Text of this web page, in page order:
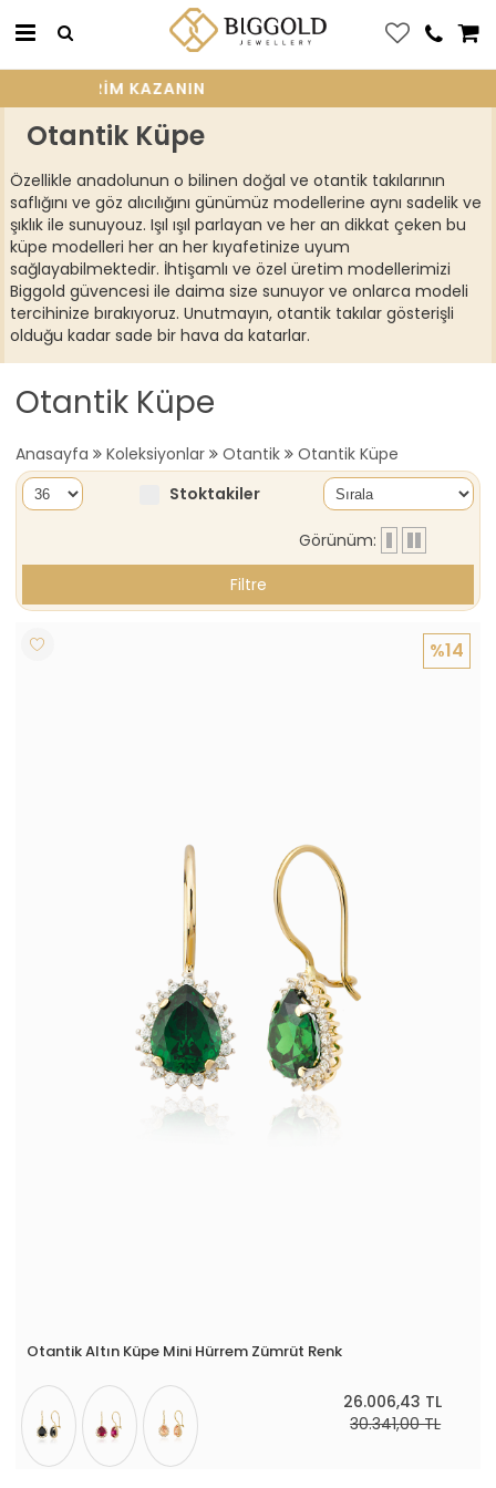
KAZANIN
Otantik Küpe
Özellikle anadolunun o bilinen doğal ve otantik takılarının
saflığını ve göz alıcılığını günümüz modellerine aynı sadelik ve
şıklık ile sunuyouz. Işıl ışıl parlayan ve her an dikkat çeken bu
küpe modelleri her an her kıyafetinize uyum
sağlayabilmektedir. İhtişamlı ve özel üretim modellerimizi
Biggold güvencesi ile daima size sunuyor ve onlarca modeli
tercihinize bırakıyoruz. Unutmayın, otantik takılar gösterişli
olduğu kadar sade bir hava da katarlar.
Otantik Küpe
Anasayfa Koleksiyonlar Otantik
Otantik Küpe
Stoktakiler
Görünüm:
Filtre
Otantik Altın Küpe Mini Hürrem Zümrüt Renk
26.006,43 TL
30.341,00 TL
%14